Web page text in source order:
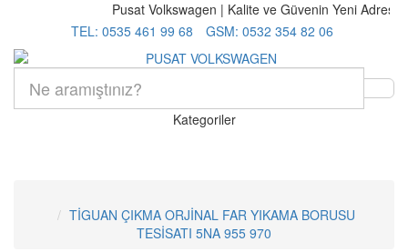
Pusat Volkswagen | Kalite ve Güvenin Yeni Adresi.
TEL: 0535 461 99 68
GSM: 0532 354 82 06
Kategoriler
TİGUAN ÇIKMA ORJİNAL FAR YIKAMA BORUSU
TESİSATI 5NA 955 970